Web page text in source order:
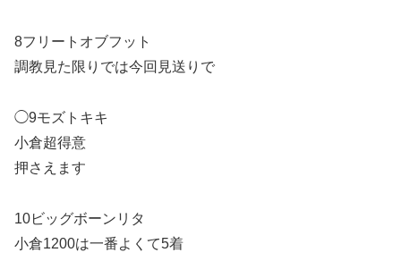
8フリートオブフット
調教見た限りでは今回見送りで
◯9モズトキキ
小倉超得意
押さえます
10ビッグボーンリタ
小倉1200は一番よくて5着